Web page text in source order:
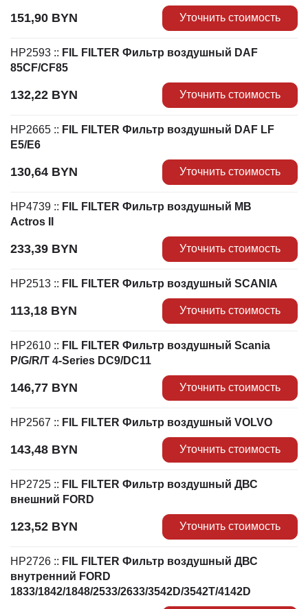
151,90 BYN Уточнить стоимость
HP2593 :: FIL FILTER Фильтр воздушный DAF
85CF/CF85
132,22 BYN Уточнить стоимость
HP2665 :: FIL FILTER Фильтр воздушный DAF LF
E5/E6
130,64 BYN Уточнить стоимость
HP4739 :: FIL FILTER Фильтр воздушный MB
Actros II
233,39 BYN Уточнить стоимость
HP2513 :: FIL FILTER Фильтр воздушный SCANIA
113,18 BYN Уточнить стоимость
HP2610 :: FIL FILTER Фильтр воздушный Scania
P/G/R/T 4-Series DC9/DC11
146,77 BYN Уточнить стоимость
HP2567 :: FIL FILTER Фильтр воздушный VOLVO
143,48 BYN Уточнить стоимость
HP2725 :: FIL FILTER Фильтр воздушный ДВС
внешний FORD
123,52 BYN Уточнить стоимость
HP2726 :: FIL FILTER Фильтр воздушный ДВС
внутренний FORD
1833/1842/1848/2533/2633/3542D/3542T/4142D